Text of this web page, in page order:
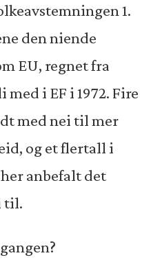
1.
den niende
EU, regnet fra
i EF i 1972. Fire
med nei til mer
og et flertall i
anbefalt det
til.